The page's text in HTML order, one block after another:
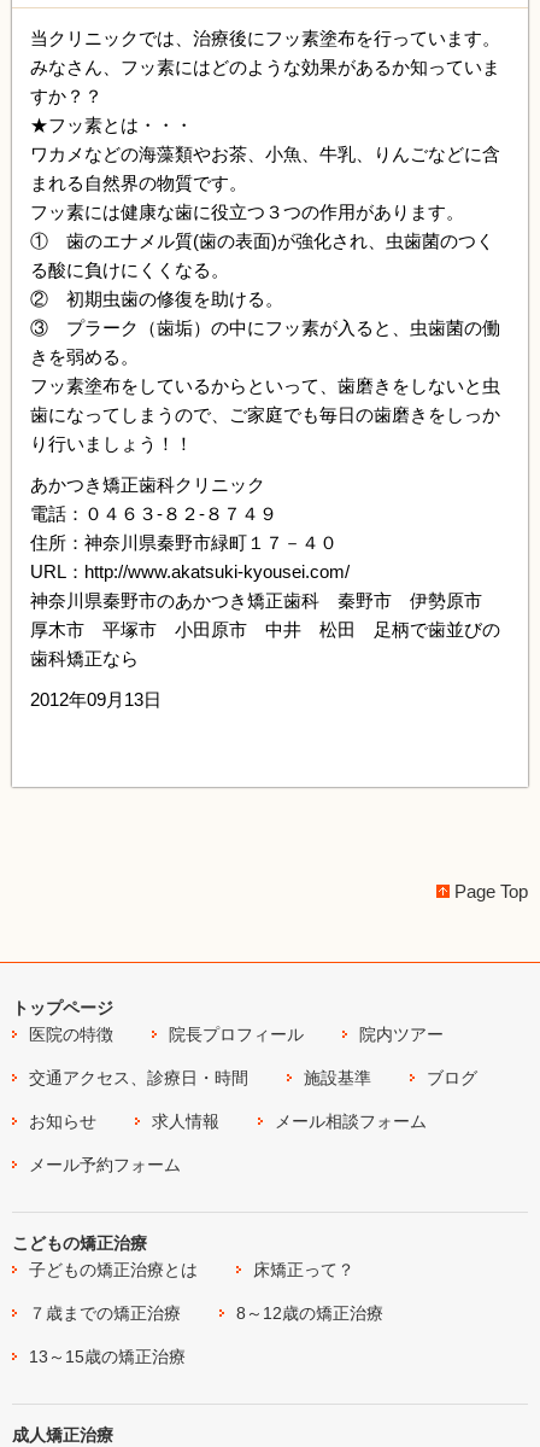
当クリニックでは、治療後にフッ素塗布を行っています。
みなさん、フッ素にはどのような効果があるか知っていま
すか？？
★フッ素とは・・・
ワカメなどの海藻類やお茶、小魚、牛乳、りんごなどに含
まれる自然界の物質です。
フッ素には健康な歯に役立つ３つの作用があります。
① 歯のエナメル質(歯の表面)が強化され、虫歯菌のつく
る酸に負けにくくなる。
② 初期虫歯の修復を助ける。
③ プラーク（歯垢）の中にフッ素が入ると、虫歯菌の働
きを弱める。
フッ素塗布をしているからといって、歯磨きをしないと虫
歯になってしまうので、ご家庭でも毎日の歯磨きをしっか
り行いましょう！！
あかつき矯正歯科クリニック
電話：０４６３-８２-８７４９
住所：神奈川県秦野市緑町１７－４０
URL：http://www.akatsuki-kyousei.com/
神奈川県秦野市のあかつき矯正歯科 秦野市 伊勢原市
厚木市 平塚市 小田原市 中井 松田 足柄で歯並びの
歯科矯正なら
2012年09月13日
Page Top
トップページ
医院の特徴
院長プロフィール 院内ツアー
交通アクセス、診療日・時間 施設基準 ブログ
お知らせ 求人情報 メール相談フォーム
メール予約フォーム
こどもの矯正治療
子どもの矯正治療とは
床矯正って？
７歳までの矯正治療 8～12歳の矯正治療
13～15歳の矯正治療
成人矯正治療